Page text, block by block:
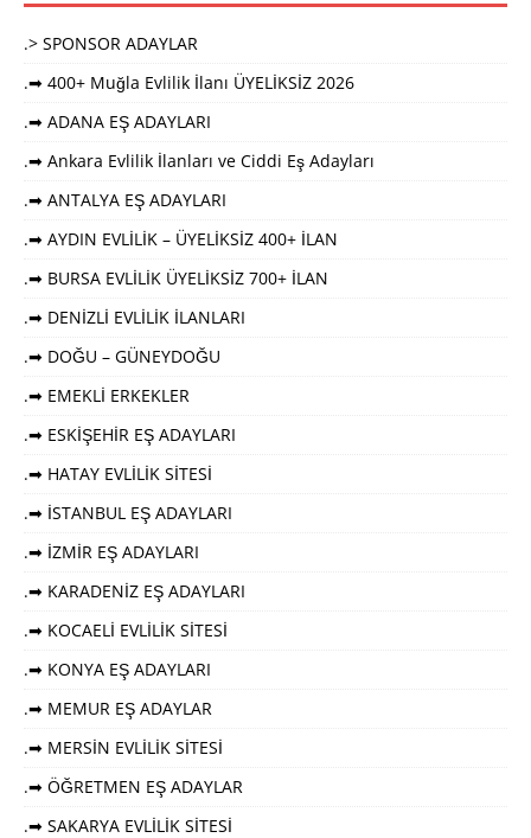
.> SPONSOR ADAYLAR
.➡ 400+ Muğla Evlilik İlanı ÜYELİKSİZ 2026
.➡ ADANA EŞ ADAYLARI
.➡ Ankara Evlilik İlanları ve Ciddi Eş Adayları
.➡ ANTALYA EŞ ADAYLARI
.➡ AYDIN EVLİLİK – ÜYELİKSİZ 400+ İLAN
.➡ BURSA EVLİLİK ÜYELİKSİZ 700+ İLAN
.➡ DENİZLİ EVLİLİK İLANLARI
.➡ DOĞU – GÜNEYDOĞU
.➡ EMEKLİ ERKEKLER
.➡ ESKİŞEHİR EŞ ADAYLARI
.➡ HATAY EVLİLİK SİTESİ
.➡ İSTANBUL EŞ ADAYLARI
.➡ İZMİR EŞ ADAYLARI
.➡ KARADENİZ EŞ ADAYLARI
.➡ KOCAELİ EVLİLİK SİTESİ
.➡ KONYA EŞ ADAYLARI
.➡ MEMUR EŞ ADAYLAR
.➡ MERSİN EVLİLİK SİTESİ
.➡ ÖĞRETMEN EŞ ADAYLAR
.➡ SAKARYA EVLİLİK SİTESİ